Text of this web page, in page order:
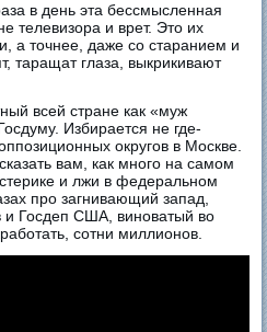
в день эта бессмысленная
телевизора и врет. Это их
а точнее, даже со старанием и
таращат глаза, выкрикивают
всей стране как «муж
Избирается не где-
округов в Москве.
вам, как много на самом
и лжи в федеральном
про загнивающий запад,
и Госдеп США, виноватый во
сотни миллионов.